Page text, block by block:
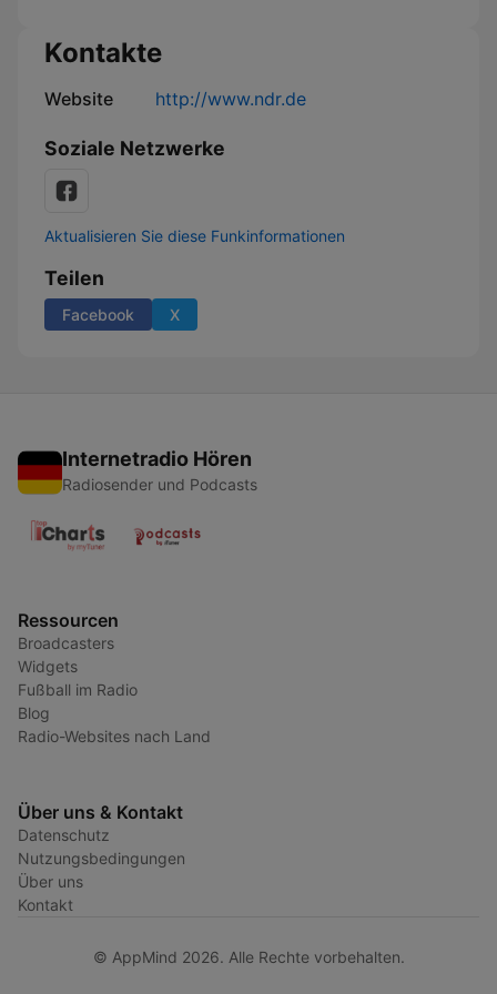
Kontakte
Website http://www.ndr.de
Soziale Netzwerke
Aktualisieren Sie diese Funkinformationen
Teilen
Facebook X
Internetradio Hören
Radiosender und Podcasts
Ressourcen
Broadcasters
Widgets
Fußball im Radio
Blog
Radio-Websites nach Land
Über uns & Kontakt
Datenschutz
Nutzungsbedingungen
Über uns
Kontakt
© AppMind 2026. Alle Rechte vorbehalten.